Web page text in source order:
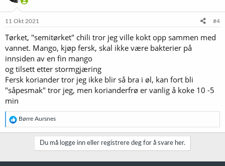
11 Okt 2021 #4
Tørket, "semitørket" chili tror jeg ville kokt opp sammen med
vannet. Mango, kjøp fersk, skal ikke være bakterier på
innsiden av en fin mango
og tilsett etter stormgjæring
Fersk koriander tror jeg ikke blir så bra i øl, kan fort bli
"såpesmak" tror jeg, men korianderfrø er vanlig å koke 10 -5
min
R
e
a
Børre Aursnes
Du må logge inn eller registrere deg for å svare her.